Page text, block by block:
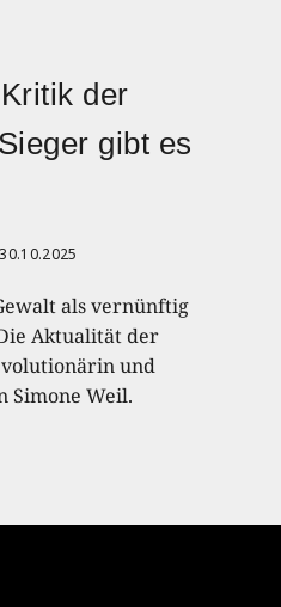
der
gibt es
30.10.2025
als vernünftig
Aktualität der
und
Simone Weil.